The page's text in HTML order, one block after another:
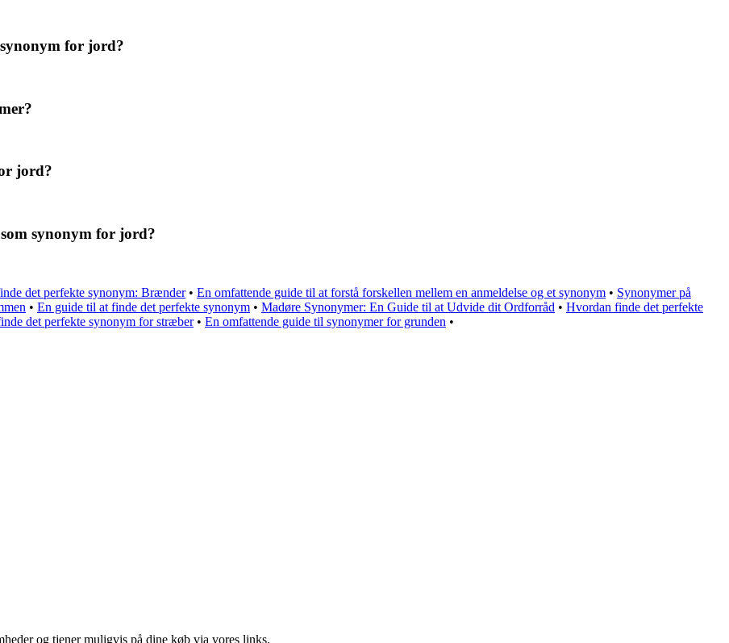
for jord?
jord?
synonym for jord?
det perfekte synonym: Brænder• En omfattende guide til at forstå forskellen mellem en anmeldelse og et synonym • Synonymer på
• En guide til at finde det perfekte synonym • Madøre Synonymer: En Guide til at Udvide dit Ordforråd • Hvordan finde det perfekte
det perfekte synonym for stræber• En omfattende guide til synonymer for grunden •
og tjener muligvis på dine køb via vores links.